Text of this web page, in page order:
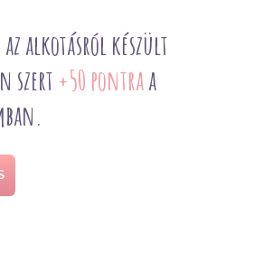
az alkotásról készült
szert +50 pontraa